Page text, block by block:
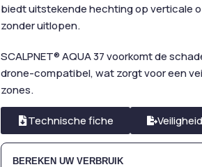
biedt uitstekende hechting op verticale
zonder uitlopen.
SCALPNET® AQUA 37 voorkomt de
drone-compatibel, wat zorgt voor een
zones.
Technische fiche
BEREKEN UW VERBRUIK